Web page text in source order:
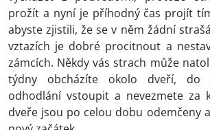
prožít a nyní je příhodný čas projít
abyste zjistili, že se v něm žádní
vztazích je dobré procitnout a
zámcích. Někdy vás strach může
týdny obcházíte okolo dveří, do
odhodlání vstoupit a nevezmete za
dveře jsou po celou dobu odemčeny